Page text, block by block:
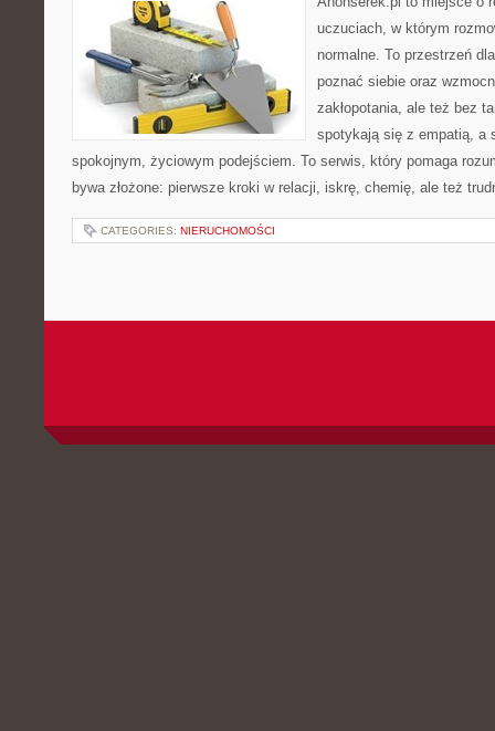
uczuciach, w którym
normalne. To przestrzeń
poznać siebie oraz
zakłopotania, ale też bez
spotykają się z empatią, a
spokojnym, życiowym podejściem. To serwis, który pomaga
bywa złożone: pierwsze kroki w relacji, iskrę, chemię, ale też
CATEGORIES: NIERUCHOMOŚCI